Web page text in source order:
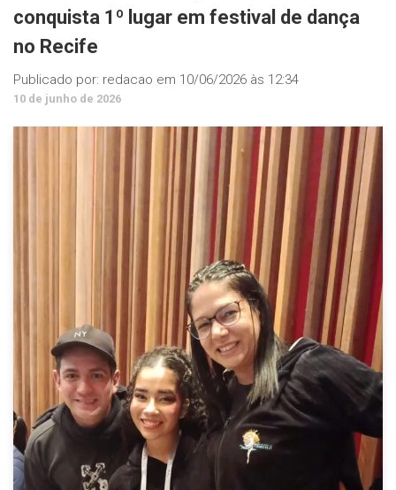
conquista 1º lugar em festival de dança
no Recife
Publicado por: redacao em 10/06/2026 às 12:34
10 de junho de 2026